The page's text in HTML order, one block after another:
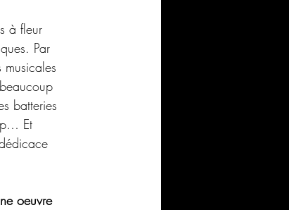
à fleur
Par
musicales
batteries
Et
oeuvre